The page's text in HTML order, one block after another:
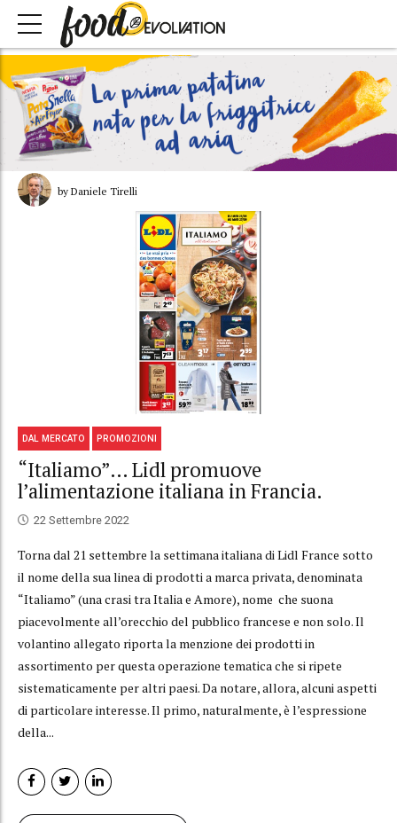
by Daniele Tirelli
DAL MERCATO PROMOZIONI
“Italiamo”… Lidl promuove
l’alimentazione italiana in Francia.
22 Settembre 2022
Torna dal 21 settembre la settimana italiana di Lidl France sotto
il nome della sua linea di prodotti a marca privata, denominata
“Italiamo” (una crasi tra Italia e Amore), nome che suona
piacevolmente all’orecchio del pubblico francese e non solo. Il
volantino allegato riporta la menzione dei prodotti in
assortimento per questa operazione tematica che si ripete
sistematicamente per altri paesi. Da notare, allora, alcuni aspetti
di particolare interesse. Il primo, naturalmente, è l’espressione
della...